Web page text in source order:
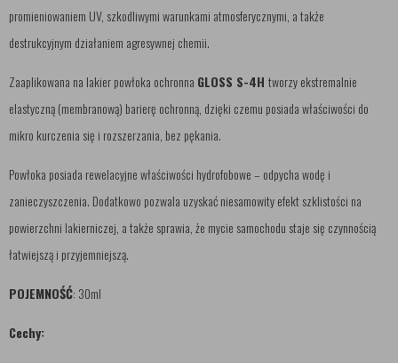
promieniowaniem UV, szkodliwymi warunkami atmosferycznymi, a także
destrukcyjnym działaniem agresywnej chemii.
Zaaplikowana na lakier powłoka ochronna GLOSS S-4H tworzy ekstremalnie
elastyczną (membranową) barierę ochronną, dzięki czemu posiada właściwości do
mikro kurczenia się i rozszerzania, bez pękania.
Powłoka posiada rewelacyjne właściwości hydrofobowe – odpycha wodę i
zanieczyszczenia. Dodatkowo pozwala uzyskać niesamowity efekt szklistości na
powierzchni lakierniczej, a także sprawia, że mycie samochodu staje się czynnością
łatwiejszą i przyjemniejszą.
POJEMNOŚĆ: 30ml
Cechy: